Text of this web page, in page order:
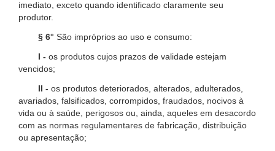
imediato, exceto quando identificado claramente seu
produtor.
§ 6° São impróprios ao uso e consumo:
I - os produtos cujos prazos de validade estejam
vencidos;
II - os produtos deteriorados, alterados, adulterados,
avariados, falsificados, corrompidos, fraudados, nocivos à
vida ou à saúde, perigosos ou, ainda, aqueles em desacordo
com as normas regulamentares de fabricação, distribuição
ou apresentação;